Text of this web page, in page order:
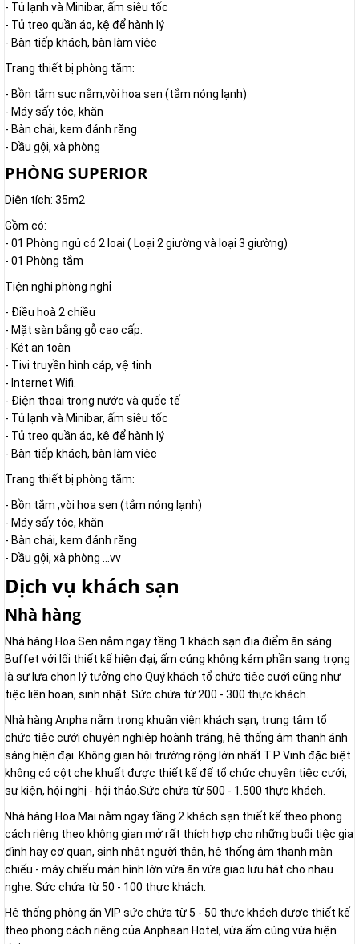
- Tủ lạnh và Minibar, ấm siêu tốc
- Tủ treo quần áo, kệ để hành lý
- Bàn tiếp khách, bàn làm việc
Trang thiết bị phòng tắm:
- Bồn tắm sục nằm,vòi hoa sen (tắm nóng lạnh)
- Máy sấy tóc, khăn
- Bàn chải, kem đánh răng
- Dầu gội, xà phòng
PHÒNG SUPERIOR
Diện tích: 35m2
Gồm có:
- 01 Phòng ngủ có 2 loại ( Loại 2 giường và loại 3 giường)
- 01 Phòng tắm
Tiện nghi phòng nghỉ
- Điều hoà 2 chiều
- Mặt sàn bằng gỗ cao cấp.
- Két an toàn
- Tivi truyền hình cáp, vệ tinh
- Internet Wifi.
- Điện thoại trong nước và quốc tế
- Tủ lạnh và Minibar, ấm siêu tốc
- Tủ treo quần áo, kệ để hành lý
- Bàn tiếp khách, bàn làm việc
Trang thiết bị phòng tắm:
- Bồn tắm ,vòi hoa sen (tắm nóng lạnh)
- Máy sấy tóc, khăn
- Bàn chải, kem đánh răng
- Dầu gội, xà phòng ...vv
Dịch vụ khách sạn
Nhà hàng
Nhà hàng Hoa Sen nằm ngay tầng 1 khách sạn địa điểm ăn sáng
Buffet với lối thiết kế hiện đại, ấm cúng không kém phần sang trọng
là sự lựa chọn lý tưởng cho Quý khách tổ chức tiệc cưới cũng như
tiệc liên hoan, sinh nhật. Sức chứa từ 200 - 300 thực khách.
Nhà hàng Anpha nằm trong khuân viên khách sạn, trung tâm tổ
chức tiệc cưới chuyên nghiệp hoành tráng, hệ thống âm thanh ánh
sáng hiện đại. Không gian hội trường rộng lớn nhất T.P Vinh đặc biệt
không có cột che khuất được thiết kế để tổ chức chuyên tiệc cưới,
sự kiện, hội nghị - hội thảo.Sức chứa từ 500 - 1.500 thực khách.
Nhà hàng Hoa Mai nằm ngay tầng 2 khách sạn thiết kế theo phong
cách riêng theo không gian mở rất thích hợp cho những buổi tiệc gia
đình hay cơ quan, sinh nhật người thân, hệ thống âm thanh màn
chiếu - máy chiếu màn hình lớn vừa ăn vừa giao lưu hát cho nhau
nghe. Sức chứa từ 50 - 100 thực khách.
Hệ thống phòng ăn VIP sức chứa từ 5 - 50 thực khách được thiết kế
theo phong cách riêng của Anphaan Hotel, vừa ấm cúng vừa hiện